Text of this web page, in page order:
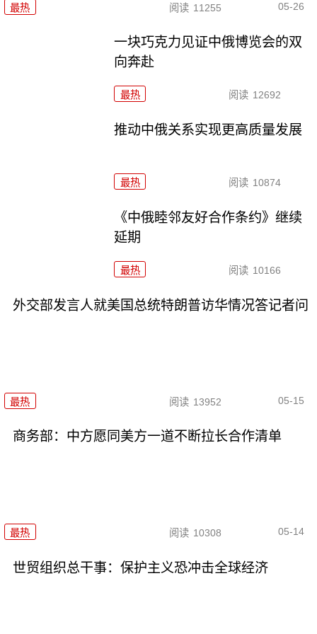
最热 阅读 11255 05-26
一块巧克力见证中俄博览会的双
向奔赴
最热 阅读 12692
推动中俄关系实现更高质量发展
最热 阅读 10874
《中俄睦邻友好合作条约》继续
延期
最热 阅读 10166
外交部发言人就美国总统特朗普访华情况答记者问
最热 阅读 13952 05-15
商务部：中方愿同美方一道不断拉长合作清单
最热 阅读 10308 05-14
世贸组织总干事：保护主义恐冲击全球经济